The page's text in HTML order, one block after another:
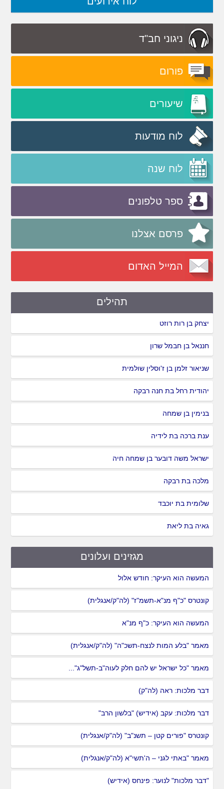
ניגוני חב"ד
פורום
שיעורים
לוח מודעות
לוח שנה
ספר טלפונים
פרסם אצלנו
המייל האדום
תהילים
יצחק בן רות רוזט
חננאל בן חבמל שרון
שניאור זלמן בן ז'וסלין שולמית
יהודית רחל בת חנה רבקה
בנימין בן שמחה
ענת ברכה בת לידיה
ישראל משה דובער בן שמחה חיה
מלכה בת רבקה
שלומית בת יוכבד
גאיה בת ליאת
מגזינים ועלונים
המעשה הוא העיקר: חודש אלול
קונטרס "כ"ף מנ"א-תשמ"ז" (לה"ק/אנגלית)
המעשה הוא העיקר: כ"ף מנ"א
מאמר "בלע המות לנצח-תשכ"ה" (לה"ק/אנגלית)
מאמר "כל ישראל יש להם חלק לעוה"ב-תשל"ג"...
דבר מלכות: ראה (לה"ק)
דבר מלכות: עקב (אידיש) "בלשון הרב"
קונטרס "פורים קטן – תשנ"ב" (לה"ק/אנגלית)
מאמר "באתי לגני – ה'תשי"א (לה"ק/אנגלית)
"דבר מלכות" לנוער: פינחס (אידיש)